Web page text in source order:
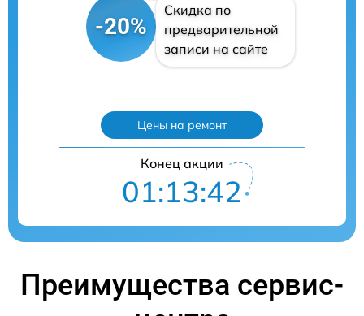
-20%
Скидка по
предварительной
записи на сайте
Цены на ремонт
Конец акции
01:13:41
Преимущества сервис-